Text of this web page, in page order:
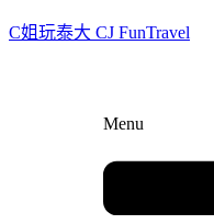
C姐玩泰大 CJ FunTravel
Menu